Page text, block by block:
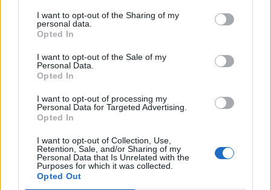
I want to opt-out of the Sharing of my
personal data.
Opted In
I want to opt-out of the Sale of my
Personal Data.
Opted In
I want to opt-out of processing my
Personal Data for Targeted Advertising.
Opted In
I want to opt-out of Collection, Use,
Retention, Sale, and/or Sharing of my
Personal Data that Is Unrelated with the
Purposes for which it was collected.
Opted Out
Biella Rugby: Foglio Bonda; Braga, Ramaboea,
Susperregui (76’ Cerchiaro), Besso (69’
Martinetto); Haedo, Perez, Panaro; L. Loretti
(47’ Mafrouh), G. Loretti (63’ Righi); Chaabane
(43’ Vaglio Moien), Braglia (58’ Coda Cap),
Benettin
Rugby Parabiago: Cortellazzi; Palazzini (70’
Grassi), Albano, Hala, Calosso (75’ Durante);